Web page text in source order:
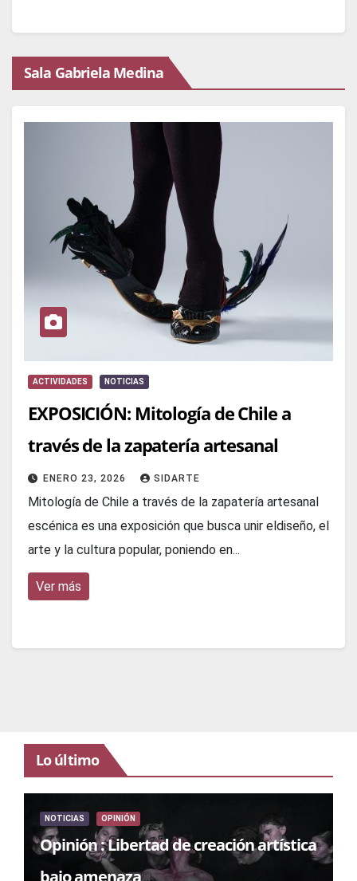
Sala Gabriela Medina
ACTIVIDADES NOTICIAS
EXPOSICIÓN: Mitología de Chile a
través de la zapatería artesanal
ENERO 23, 2026 SIDARTE
Mitología de Chile a través de la zapatería artesanal
escénica es una exposición que busca unir eldiseño, el
arte y la cultura popular, poniendo en...
Ver más
Lo último
NOTICIAS OPINIÓN
Opinión : Libertad de creación artística